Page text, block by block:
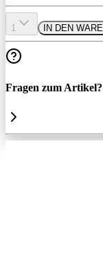
1 IN DEN
Fragen zum Artikel?